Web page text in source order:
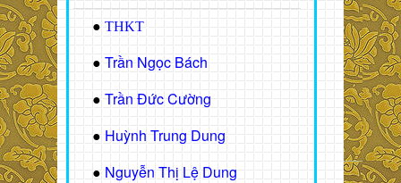
● THKT
● Trần Ngọc Bách
● Trần Đức Cường
● Huỳnh Trung Dung
● Nguyễn Thị Lệ Dung